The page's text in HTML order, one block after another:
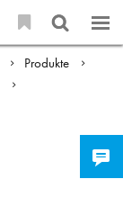
Produkte